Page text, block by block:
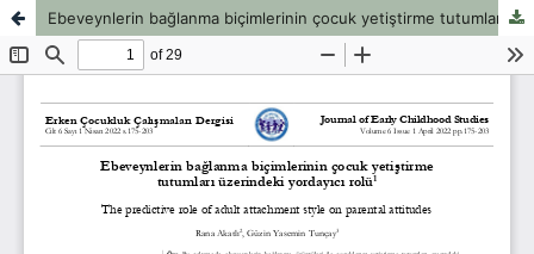
Ebeveynlerin bağlanma biçimlerinin çocuk yetiştirme tutumları üzerindeki yordayıcı rolü